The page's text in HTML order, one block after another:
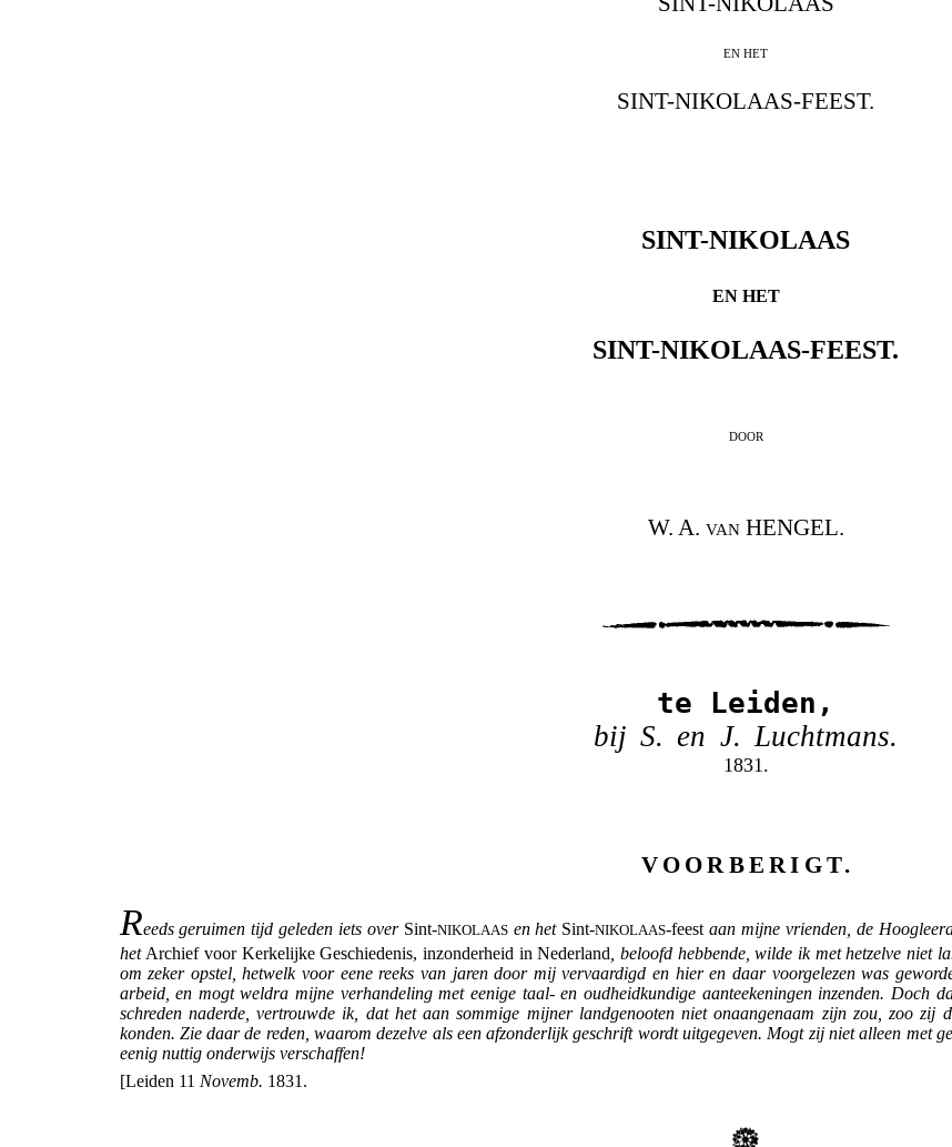
EN HET
SINT-NIKOLAAS-FEEST.
SINT-NIKOLAAS
EN HET
SINT-NIKOLAAS-FEEST.
DOOR
W. A. van HENGEL.
te Leiden,
bij S. en J. Luchtmans.
1831.
VOORBERIGT.
Reeds geruimen tijd geleden iets over Sint-NIKOLAASen het Sint-NIKOLAAS-feestaan mijne vrienden, de
hetArchief voor Kerkelijke Geschiedenis, inzonderheid in Nederland, beloofd hebbende, wilde ik met hetzelve niet
om zeker opstel, hetwelk voor eene reeks van jaren door mij vervaardigd en hier en daar voorgelezen was
arbeid, en mogt weldra mijne verhandeling met eenige taal- en oudheidkundige aanteekeningen inzenden. Doch
schreden naderde, vertrouwde ik, dat het aan sommige mijner landgenooten niet onaangenaam zijn zou, zoo zij
konden. Zie daar de reden, waarom dezelve als een afzonderlijk geschrift wordt uitgegeven. Mogt zij niet alleen met
eenig nuttig onderwijs verschaffen!
[Leiden 11 Novemb. 1831.